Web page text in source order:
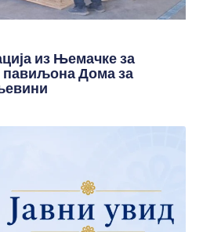
из Њемачке за
Дома за